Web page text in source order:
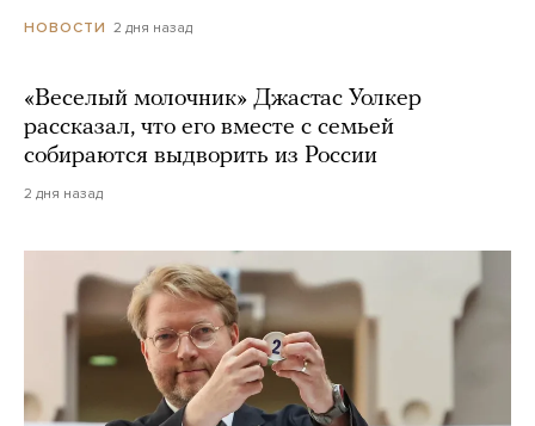
НОВОСТИ 2 дня назад
«Веселый молочник» Джастас Уолкер
рассказал, что его вместе с семьей
собираются выдворить из России
2 дня назад